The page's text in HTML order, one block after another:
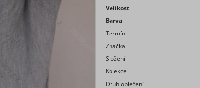
Velikost
Barva
Termín
Značka
Složení
Kolekce
Druh oblečení